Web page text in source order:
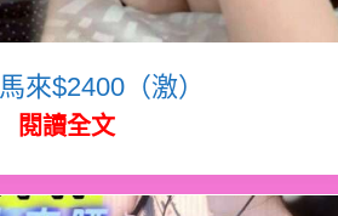
馬來$2400（激）
閱讀全文